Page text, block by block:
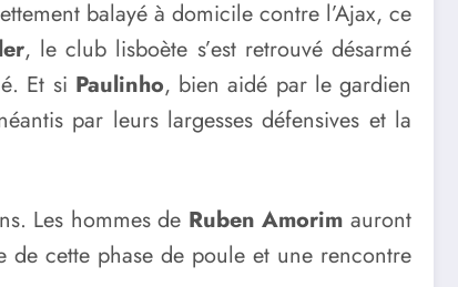
balayé à domicile contre l’Ajax, ce
, le club lisboète s’est retrouvé désarmé
Et si Paulinho, bien aidé par le gardien
par leurs largesses défensives et la
Les hommes de Ruben Amorim auront
de cette phase de poule et une rencontre